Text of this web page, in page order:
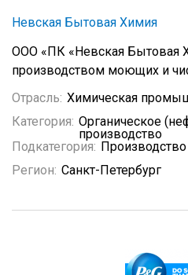
Невская Бытовая Химия
ООО «ПК «Невская Бытовая
производством моющих и
Отрасль: Химическая
Категория: Органическое
производство
Подкатегория:
Регион: Санкт-Петербург